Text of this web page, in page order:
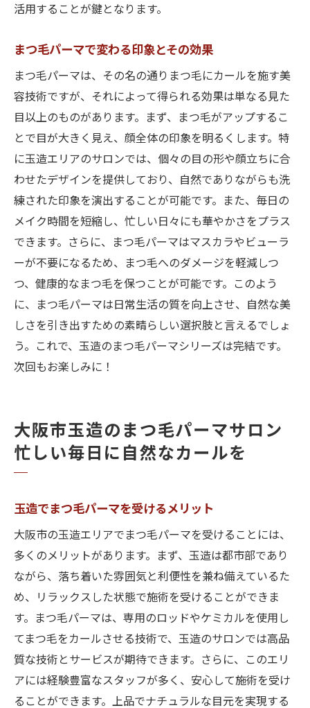
活用することが鍵となります。
まつ毛パーマで変わる印象とその効果
まつ毛パーマは、その名の通りまつ毛にカールを施す美
容技術ですが、それによって得られる効果は単なる見た
目以上のものがあります。まず、まつ毛がアップするこ
とで目が大きく見え、顔全体の印象を明るくします。特
に玉造エリアのサロンでは、個々の目の形や顔立ちに合
わせたデザインを提供しており、自然でありながらも洗
練された印象を演出することが可能です。また、毎日の
メイク時間を短縮し、忙しい日々にも華やかさをプラス
できます。さらに、まつ毛パーマはマスカラやビューラ
ーが不要になるため、まつ毛へのダメージを軽減しつ
つ、健康的なまつ毛を保つことが可能です。このよう
に、まつ毛パーマは日常生活の質を向上させ、自然な美
しさを引き出すための素晴らしい選択肢と言えるでしょ
う。これで、玉造のまつ毛パーマシリーズは完結です。
次回もお楽しみに！
大阪市玉造のまつ毛パーマサロン
忙しい毎日に自然なカールを
玉造でまつ毛パーマを受けるメリット
大阪市の玉造エリアでまつ毛パーマを受けることには、
多くのメリットがあります。まず、玉造は都市部であり
ながら、落ち着いた雰囲気と利便性を兼ね備えているた
め、リラックスした状態で施術を受けることができま
す。まつ毛パーマは、専用のロッドやケミカルを使用し
てまつ毛をカールさせる技術で、玉造のサロンでは高品
質な技術とサービスが期待できます。さらに、このエリ
アには経験豊富なスタッフが多く、安心して施術を受け
ることができます。上品でナチュラルな目元を実現する